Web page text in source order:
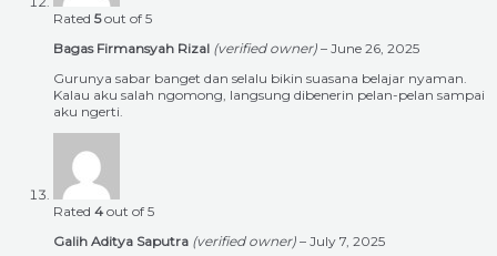
Rated 5out of 5
Bagas Firmansyah Rizal (verified owner) – June 26, 2025
Gurunya sabar banget dan selalu bikin suasana belajar nyaman.
Kalau aku salah ngomong, langsung dibenerin pelan-pelan sampai
aku ngerti.
Rated 4 out of 5
Galih Aditya Saputra (verified owner) – July 7, 2025